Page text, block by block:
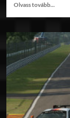
Olvass tovább...
AC
S2000
Drift